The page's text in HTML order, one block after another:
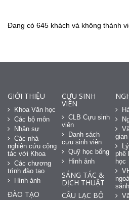
Đang có 645 khách và không thành
GIỚI THIỆU
Khoa Văn học
Các bộ môn
Nhân sự
Các nhà
nghiên cứu cộng
tác với Khoa
Các chương
trình đào tạo
Hình ảnh
ĐÀO TẠO
CỰU SINH
VIÊN
CLB Cựu sinh
viên
Danh sách
cựu sinh viên
Quỹ học bổng
Hình ảnh
SÁNG TÁC &
DỊCH THUẬT
CÂU LẠC BỘ
gian
phê
học
sánh